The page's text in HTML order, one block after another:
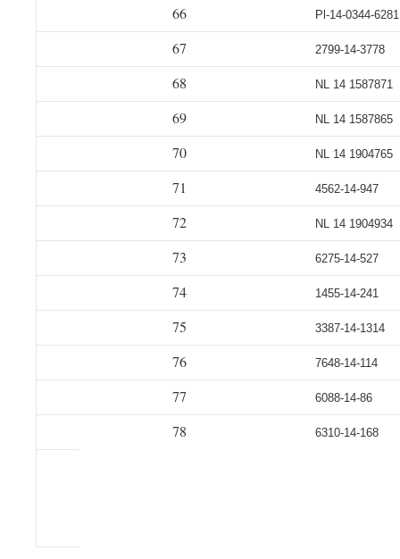
66 Pl-14-0344-6281
67 2799-14-3778
68 NL 14 1587871
69 NL 14 1587865
70 NL 14 1904765
71 4562-14-947
72 NL 14 1904934
73 6275-14-527
74 1455-14-241
75 3387-14-1314
76 7648-14-114
77 6088-14-86
78 6310-14-168